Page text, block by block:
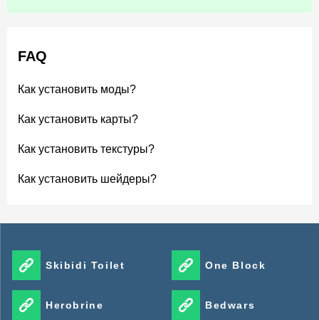
FAQ
Как установить моды?
Как установить карты?
Как установить текстуры?
Как установить шейдеры?
Skibidi Toilet
Herobrine
One Block
Bedwars